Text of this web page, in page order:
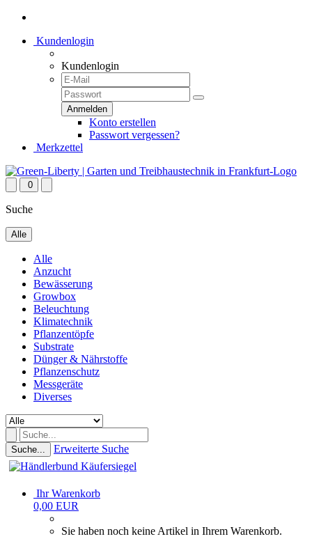
Kundenlogin
Kundenlogin
Konto erstellen
Passwort vergessen?
Merkzettel
0
Suche
Alle
Alle
Anzucht
Bewässerung
Growbox
Beleuchtung
Klimatechnik
Pflanzentöpfe
Substrate
Dünger & Nährstoffe
Pflanzenschutz
Messgeräte
Diverses
Suche... Erweiterte Suche
Ihr Warenkorb
0,00 EUR
Sie haben noch keine Artikel in Ihrem Warenkorb.